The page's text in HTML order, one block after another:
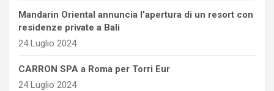
Mandarin Oriental annuncia l’apertura di un resort con
residenze private a Bali
24 Luglio 2024
CARRON SPA a Roma per Torri Eur
24 Luglio 2024